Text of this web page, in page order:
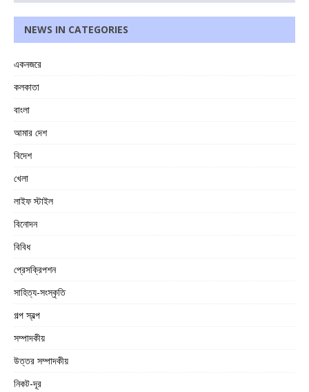
NEWS IN CATEGORIES
একনজরে
কলকাতা
বাংলা
আমার দেশ
বিদেশ
খেলা
লাইফ স্টাইল
বিনোদন
বিবিধ
প্রেসক্রিপশন
সাহিত্য-সংস্কৃতি
গল্প স্বল্প
সম্পাদকীয়
উত্তর সম্পাদকীয়
নিকট-দূর